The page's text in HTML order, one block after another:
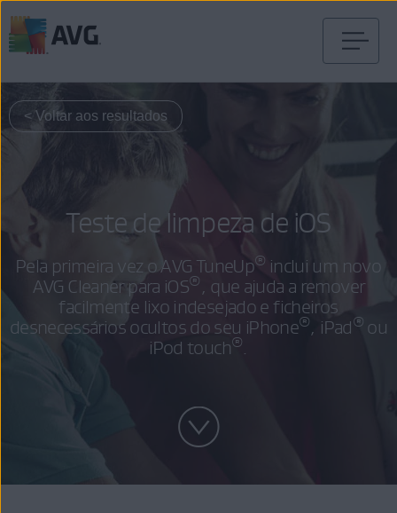
para
conteúdo
< Voltar aos resultados
Teste de limpeza de iOS
Pela primeira vez o AVG TuneUp® inclui um novo
AVG Cleaner para iOS® , que ajuda a remover
facilmente lixo indesejado e ficheiros
desnecessários ocultos do seu iPhone®, iPad® ou
iPod touch®.